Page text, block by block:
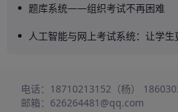
题库系统——组织考试不再困难
人工智能与网上考试系统：让学生
电话： 18710213152（杨）
邮箱： 626264481@qq.com